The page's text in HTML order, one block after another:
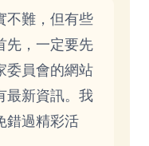
不難，但有些
先，一定要先
委員會的網站
最新資訊。我
錯過精彩活